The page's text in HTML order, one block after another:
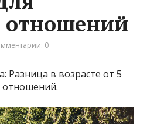
отношений
0
Разница в возрасте от 5
отношений.